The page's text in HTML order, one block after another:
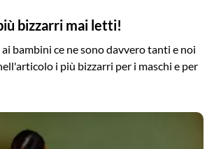
bizzarri mai letti!
bambini ce ne sono davvero tanti e noi
i più bizzarri per i maschi e per